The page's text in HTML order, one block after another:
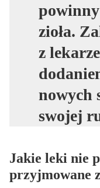
zioła.
z
nowych
swojej
Jakie leki nie
przyjmowane